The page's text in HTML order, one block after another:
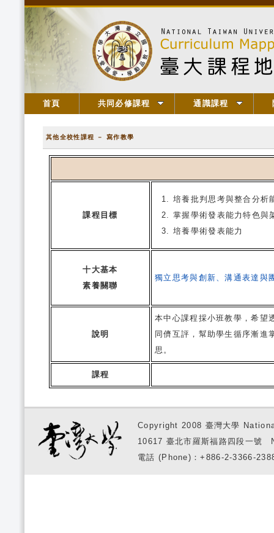
首頁 共同必修課程 通識課程
其他全校性課程 － 寫作教學
課程目標
培養批判思考與整合分析
掌握學術發表能力特色與
培養學術發表能力
十大基本
素養關聯
獨立思考與創新、溝通表達與
說明
本中心課程採小班教學，希望
同儕互評，幫助學生循序漸進
思。
課程
Copyright 2008 臺灣大學
10617 臺北市羅斯福路四段一
電話 (Phone)：+886-2-3366-